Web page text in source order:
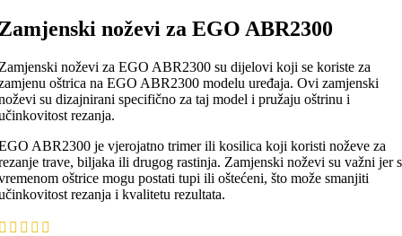
noževi za EGO ABR2300
noževi za EGO ABR2300 su dijelovi koji se koriste za
oštrica na EGO ABR2300 modelu uređaja. Ovi zamjenski
su dizajnirani specifično za taj model i pružaju oštrinu i
rezanja.
ABR2300 je vjerojatno trimer ili kosilica koji koristi noževe za
trave, biljaka ili drugog rastinja. Zamjenski noževi su važni jer s
oštrice mogu postati tupi ili oštećeni, što može smanjiti
rezanja i kvalitetu rezultata.